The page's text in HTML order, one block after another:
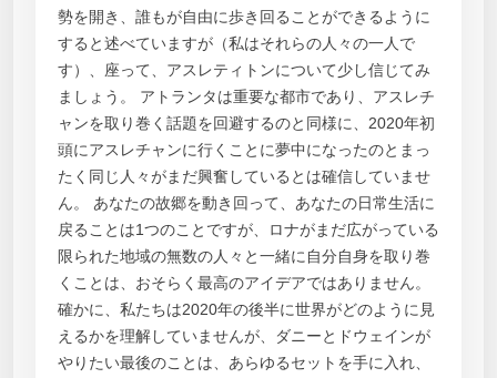
勢を開き、誰もが自由に歩き回ることができるように
すると述べていますが（私はそれらの人々の一人で
す）、座って、アスレティトンについて少し信じてみ
ましょう。 アトランタは重要な都市であり、アスレチ
ャンを取り巻く話題を回避するのと同様に、2020年初
頭にアスレチャンに行くことに夢中になったのとまっ
たく同じ人々がまだ興奮しているとは確信していませ
ん。 あなたの故郷を動き回って、あなたの日常生活に
戻ることは1つのことですが、ロナがまだ広がっている
限られた地域の無数の人々と一緒に自分自身を取り巻
くことは、おそらく最高のアイデアではありません。
確かに、私たちは2020年の後半に世界がどのように見
えるかを理解していませんが、ダニーとドウェインが
やりたい最後のことは、あらゆるセットを手に入れ、